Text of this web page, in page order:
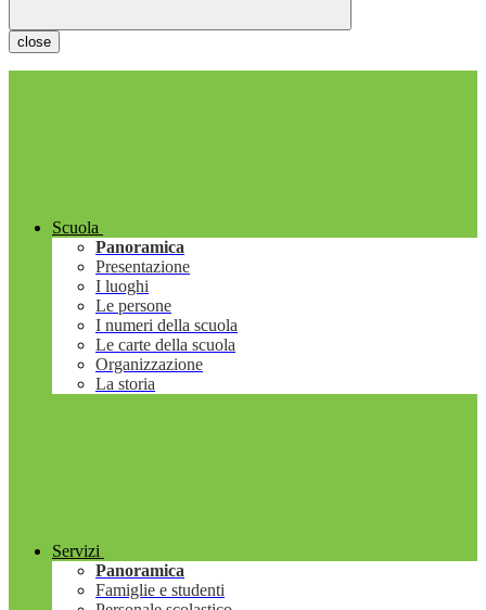
close
Scuola
Panoramica
Presentazione
I luoghi
Le persone
I numeri della scuola
Le carte della scuola
Organizzazione
La storia
Servizi
Panoramica
Famiglie e studenti